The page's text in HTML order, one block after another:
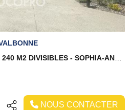
NOUS CONTACTER